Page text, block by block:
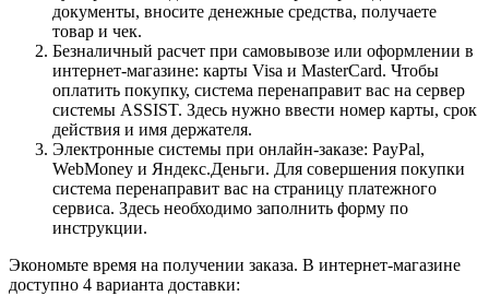
документы, вносите денежные средства, получаете
товар и чек.
Безналичный расчет при самовывозе или оформлении в
интернет-магазине: карты Visa и MasterCard. Чтобы
оплатить покупку, система перенаправит вас на сервер
системы ASSIST. Здесь нужно ввести номер карты, срок
действия и имя держателя.
Электронные системы при онлайн-заказе: PayPal,
WebMoney и Яндекс.Деньги. Для совершения покупки
система перенаправит вас на страницу платежного
сервиса. Здесь необходимо заполнить форму по
инструкции.
Экономьте время на получении заказа. В интернет-магазине
доступно 4 варианта доставки: